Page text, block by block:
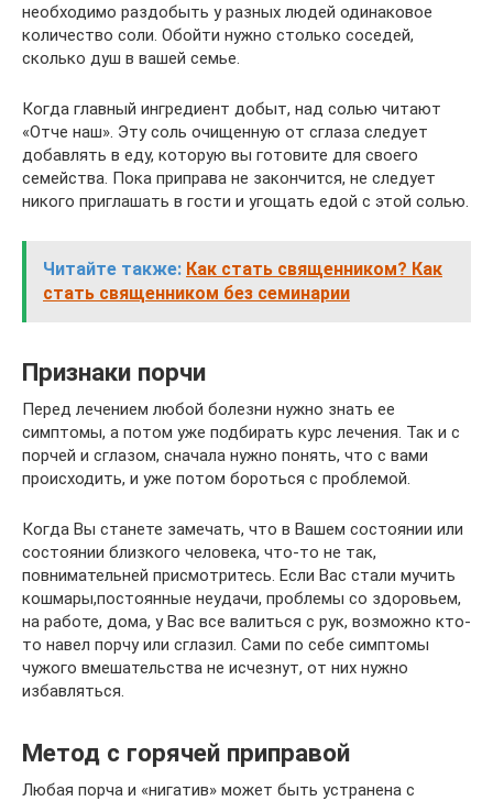
необходимо раздобыть у разных людей одинаковое
количество соли. Обойти нужно столько соседей,
сколько душ в вашей семье.
Когда главный ингредиент добыт, над солью читают
«Отче наш». Эту соль очищенную от сглаза следует
добавлять в еду, которую вы готовите для своего
семейства. Пока приправа не закончится, не следует
никого приглашать в гости и угощать едой с этой солью.
Читайте также: Как стать священником? Как
стать священником без семинарии
Признаки порчи
Перед лечением любой болезни нужно знать ее
симптомы, а потом уже подбирать курс лечения. Так и с
порчей и сглазом, сначала нужно понять, что с вами
происходить, и уже потом бороться с проблемой.
Когда Вы станете замечать, что в Вашем состоянии или
состоянии близкого человека, что-то не так,
повнимательней присмотритесь. Если Вас стали мучить
кошмары,постоянные неудачи, проблемы со здоровьем,
на работе, дома, у Вас все валиться с рук, возможно кто-
то навел порчу или сглазил. Сами по себе симптомы
чужого вмешательства не исчезнут, от них нужно
избавляться.
Метод с горячей приправой
Любая порча и «нигатив» может быть устранена с